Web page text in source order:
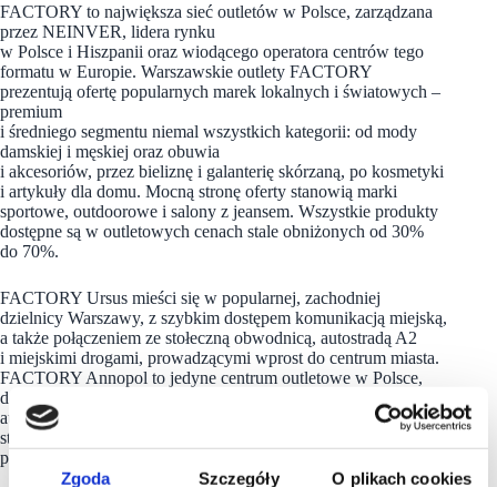
Zgoda Szczegóły O plikach cookies
FACTORY to największa sieć outletów w Polsce, zarządzana
przez NEINVER, lidera rynku
w Polsce i Hiszpanii oraz wiodącego operatora centrów tego
formatu w Europie. Warszawskie outlety FACTORY
prezentują ofertę popularnych marek lokalnych i światowych –
premium
i średniego segmentu niemal wszystkich kategorii: od mody
damskiej i męskiej oraz obuwia
i akcesoriów, przez bieliznę i galanterię skórzaną, po kosmetyki
i artykuły dla domu. Mocną stronę oferty stanowią marki
sportowe, outdoorowe i salony z jeansem. Wszystkie produkty
dostępne są w outletowych cenach stale obniżonych od 30%
do 70%.
FACTORY Ursus mieści się w popularnej, zachodniej
dzielnicy Warszawy, z szybkim dostępem komunikacją miejską,
a także połączeniem ze stołeczną obwodnicą, autostradą A2
i miejskimi drogami, prowadzącymi wprost do centrum miasta.
FACTORY Annopol to jedyne centrum outletowe w Polsce,
do którego dojechać można na zakupy metrem, ale również
autobusami i tramwajami. Mieści się w prawobrzeżnej części
stolicy na warszawskiej Białołęce, w pobliżu gęstej sieci dróg,
prowadzących do szeregu miejscowości na Mazowszu.